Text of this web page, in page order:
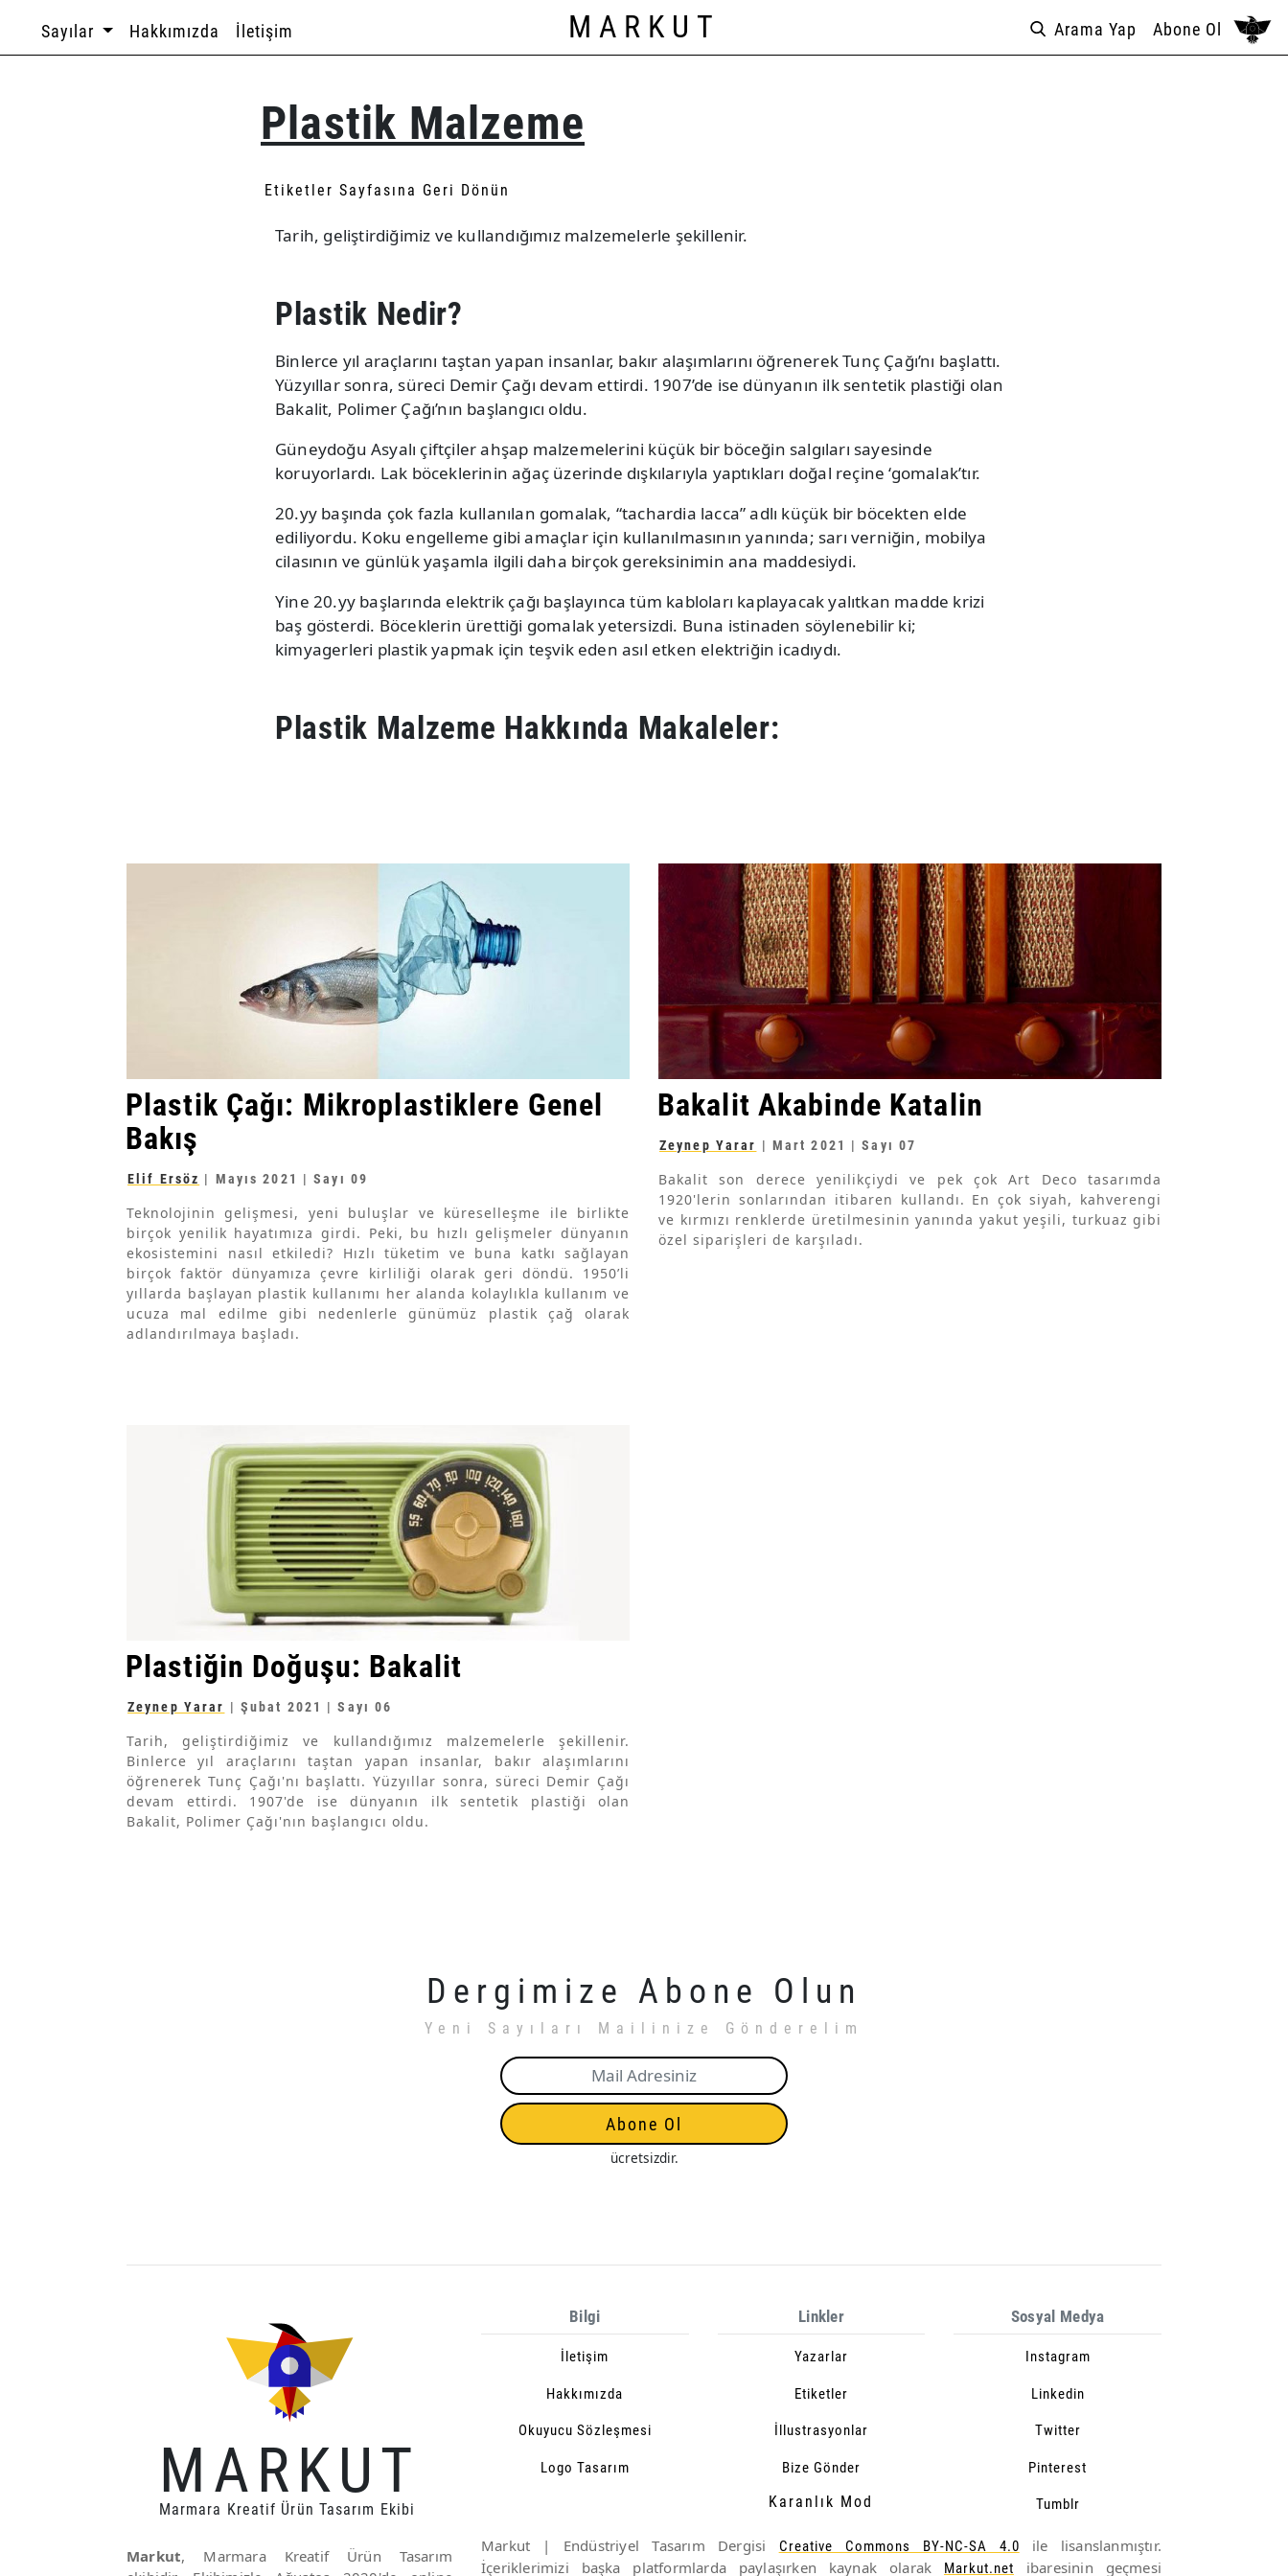
MARKUT
Sayılar Hakkımızda İletişim Arama Yap Abone Ol
Plastik Malzeme
Etiketler Sayfasına Geri Dönün
Tarih, geliştirdiğimiz ve kullandığımız malzemelerle şekillenir.
Plastik Nedir?
Binlerce yıl araçlarını taştan yapan insanlar, bakır alaşımlarını öğrenerek Tunç Çağı’nı başlattı.
Yüzyıllar sonra, süreci Demir Çağı devam ettirdi. 1907’de ise dünyanın ilk sentetik plastiği olan
Bakalit, Polimer Çağı’nın başlangıcı oldu.
Güneydoğu Asyalı çiftçiler ahşap malzemelerini küçük bir böceğin salgıları sayesinde
koruyorlardı. Lak böceklerinin ağaç üzerinde dışkılarıyla yaptıkları doğal reçine ‘gomalak’tır.
20.yy başında çok fazla kullanılan gomalak, “tachardia lacca” adlı küçük bir böcekten elde
ediliyordu. Koku engelleme gibi amaçlar için kullanılmasının yanında; sarı verniğin, mobilya
cilasının ve günlük yaşamla ilgili daha birçok gereksinimin ana maddesiydi.
Yine 20.yy başlarında elektrik çağı başlayınca tüm kabloları kaplayacak yalıtkan madde krizi
baş gösterdi. Böceklerin ürettiği gomalak yetersizdi. Buna istinaden söylenebilir ki;
kimyagerleri plastik yapmak için teşvik eden asıl etken elektriğin icadıydı.
Plastik Malzeme Hakkında Makaleler:
Plastik Çağı: Mikroplastiklere Genel
Bakış
Elif Ersöz | Mayıs 2021 | Sayı 09
Teknolojinin gelişmesi, yeni buluşlar ve küreselleşme ile birlikte
birçok yenilik hayatımıza girdi. Peki, bu hızlı gelişmeler dünyanın
ekosistemini nasıl etkiledi? Hızlı tüketim ve buna katkı sağlayan
birçok faktör dünyamıza çevre kirliliği olarak geri döndü. 1950’li
yıllarda başlayan plastik kullanımı her alanda kolaylıkla kullanım ve
ucuza mal edilme gibi nedenlerle günümüz plastik çağ olarak
adlandırılmaya başladı.
Bakalit Akabinde Katalin
Zeynep Yarar | Mart 2021 | Sayı 07
Bakalit son derece yenilikçiydi ve pek çok Art Deco tasarımda
1920'lerin sonlarından itibaren kullandı. En çok siyah, kahverengi
ve kırmızı renklerde üretilmesinin yanında yakut yeşili, turkuaz gibi
özel siparişleri de karşıladı.
Plastiğin Doğuşu: Bakalit
Zeynep Yarar | Şubat 2021 | Sayı 06
Tarih, geliştirdiğimiz ve kullandığımız malzemelerle şekillenir.
Binlerce yıl araçlarını taştan yapan insanlar, bakır alaşımlarını
öğrenerek Tunç Çağı'nı başlattı. Yüzyıllar sonra, süreci Demir Çağı
devam ettirdi. 1907'de ise dünyanın ilk sentetik plastiği olan
Bakalit, Polimer Çağı'nın başlangıcı oldu.
Dergimize Abone Olun
Yeni Sayıları Mailinize Gönderelim
Abone Ol
ücretsizdir.
MARKUT
Marmara Kreatif Ürün Tasarım Ekibi
Markut, Marmara Kreatif Ürün Tasarım
Bilgi
İletişim
Hakkımızda
Okuyucu Sözleşmesi
Logo Tasarım
Linkler
Yazarlar
Etiketler
İllustrasyonlar
Bize Gönder
Karanlık Mod
Sosyal Medya
Instagram
Linkedin
Twitter
Pinterest
Tumblr
Markut | Endüstriyel Tasarım Dergisi Creative Commons BY-NC-SA 4.0 ile lisanslanmıştır.
İçeriklerimizi başka platformlarda paylaşırken kaynak olarak
Markut.net ibaresinin geçmesi